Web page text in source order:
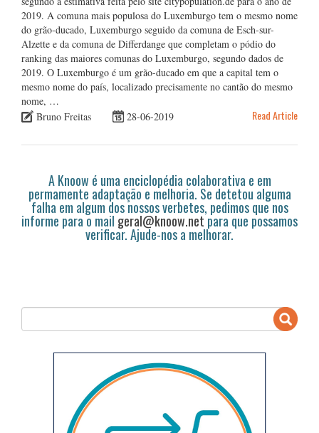
2019. A comuna mais populosa do Luxemburgo tem o mesmo nome
do grão-ducado, Luxemburgo seguido da comuna de Esch-sur-
Alzette e da comuna de Differdange que completam o pódio do
ranking das maiores comunas do Luxemburgo, segundo dados de
2019. O Luxemburgo é um grão-ducado em que a capital tem o
mesmo nome do país, localizado precisamente no cantão do mesmo
nome, …
Bruno Freitas
28-06-2019 Read Article
A Knoow é uma enciclopédia colaborativa e em
permamente adaptação e melhoria. Se detetou alguma
falha em algum dos nossos verbetes, pedimos que nos
informe para o mail geral@knoow.netpara que possamos
verificar. Ajude-nos a melhorar.